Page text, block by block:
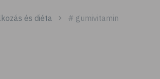
és diéta # gumivitamin